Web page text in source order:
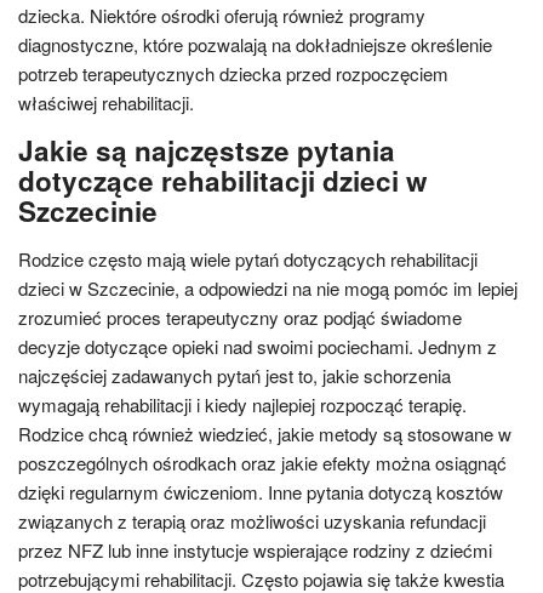
dziecka. Niektóre ośrodki oferują również programy
diagnostyczne, które pozwalają na dokładniejsze określenie
potrzeb terapeutycznych dziecka przed rozpoczęciem
właściwej rehabilitacji.
Jakie są najczęstsze pytania
dotyczące rehabilitacji dzieci w
Szczecinie
Rodzice często mają wiele pytań dotyczących rehabilitacji
dzieci w Szczecinie, a odpowiedzi na nie mogą pomóc im lepiej
zrozumieć proces terapeutyczny oraz podjąć świadome
decyzje dotyczące opieki nad swoimi pociechami. Jednym z
najczęściej zadawanych pytań jest to, jakie schorzenia
wymagają rehabilitacji i kiedy najlepiej rozpocząć terapię.
Rodzice chcą również wiedzieć, jakie metody są stosowane w
poszczególnych ośrodkach oraz jakie efekty można osiągnąć
dzięki regularnym ćwiczeniom. Inne pytania dotyczą kosztów
związanych z terapią oraz możliwości uzyskania refundacji
przez NFZ lub inne instytucje wspierające rodziny z dziećmi
potrzebującymi rehabilitacji. Często pojawia się także kwestia